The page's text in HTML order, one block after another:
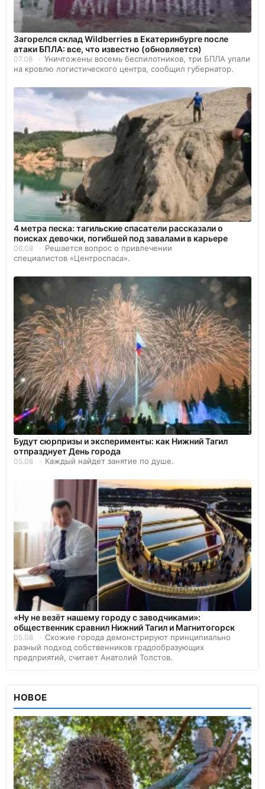
Загорелся склад Wildberries в Екатеринбурге после
атаки БПЛА: все, что известно (обновляется)
07.08
Уничтожены восемь беспилотников, три БПЛА упали
на кровлю логистического центра, сообщил губернатор.
4 метра песка: тагильские спасатели рассказали о
поисках девочки, погибшей под завалами в карьере
06.08
Решается вопрос о привлечении
специалистов «Центроспаса».
Будут сюрпризы и эксперименты: как Нижний Тагил
отпразднует День города
05.08 Каждый найдет занятие по душе.
«Ну не везёт нашему городу с заводчиками»:
общественник сравнил Нижний Тагил и Магнитогорск
05.08
Схожие города демонстрируют принципиально
разный подход собственников градообразующих
предприятий, считает Анатолий Толстов.
НОВОЕ